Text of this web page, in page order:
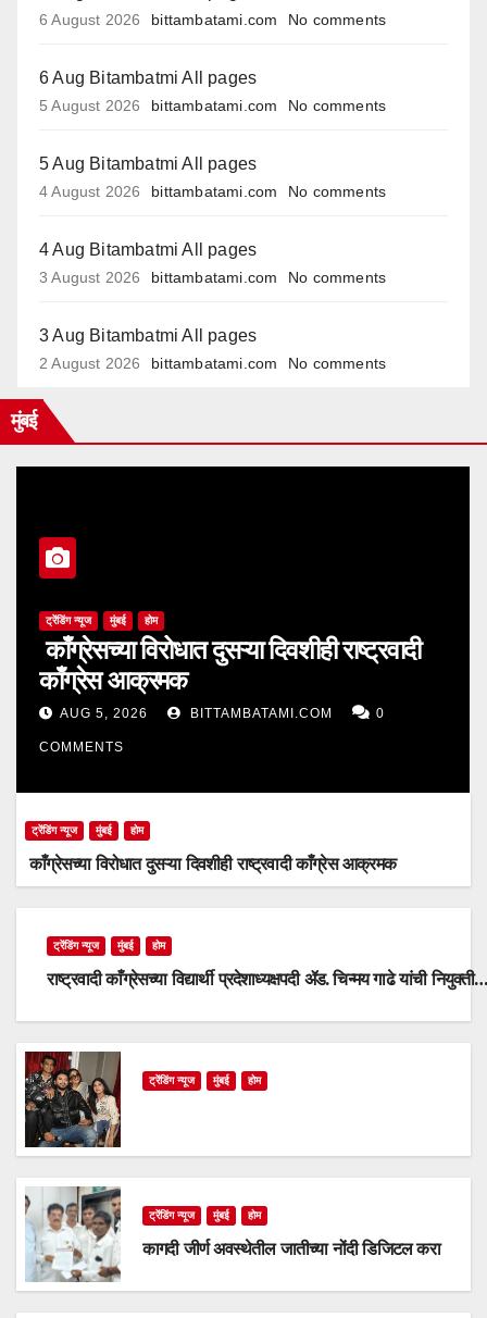
6 August 2026 bittambatami.com No comments
6 Aug Bitambatmi All pages
5 August 2026 bittambatami.com No comments
5 Aug Bitambatmi All pages
4 August 2026 bittambatami.com No comments
4 Aug Bitambatmi All pages
3 August 2026 bittambatami.com No comments
3 Aug Bitambatmi All pages
2 August 2026 bittambatami.com No comments
मुंबई
ट्रेंडिंग न्यूज मुंबई होम
काँग्रेसच्या विरोधात दुसऱ्या दिवशीही राष्ट्रवादी
काँग्रेस आक्रमक
AUG 5, 2026 BITTAMBATAMI.COM 0
COMMENTS
ट्रेंडिंग न्यूज मुंबई होम
काँग्रेसच्या विरोधात दुसऱ्या दिवशीही राष्ट्रवादी काँग्रेस आक्रमक
ट्रेंडिंग न्यूज मुंबई होम
राष्ट्रवादी काँग्रेसच्या विद्यार्थी प्रदेशाध्यक्षपदी ॲड. चिन्मय गाढे यांची नियुक्ती…
ट्रेंडिंग न्यूज मुंबई होम
ट्रेंडिंग न्यूज मुंबई होम
कागदी जीर्ण अवस्थेतील जातीच्या नोंदी डिजिटल करा